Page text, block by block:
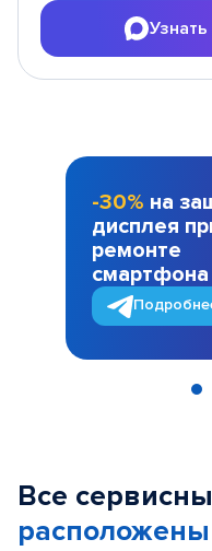
-30% на
дисплея
ремонте
смартфона
Все
расположены